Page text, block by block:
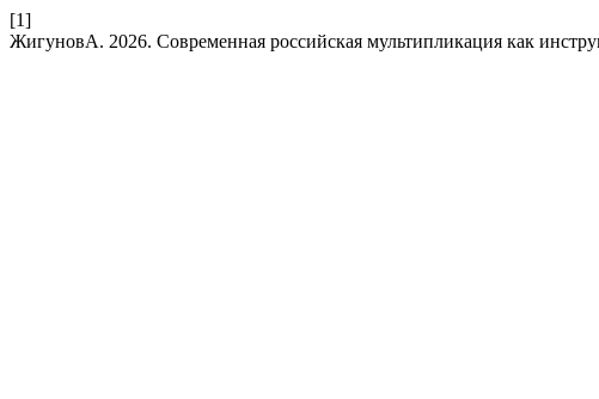
[1]
ЖигуновА. 2026. Современная российская мультипликация как